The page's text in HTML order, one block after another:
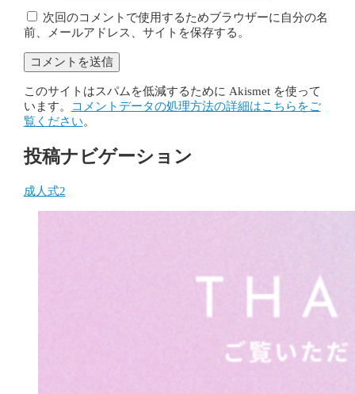
次回のコメントで使用するためブラウザーに自分の名
前、メールアドレス、サイトを保存する。
このサイトはスパムを低減するために Akismet を使って
います。
コメントデータの処理方法の詳細はこちらをご
覧ください。
投稿ナビゲーション
成人式2